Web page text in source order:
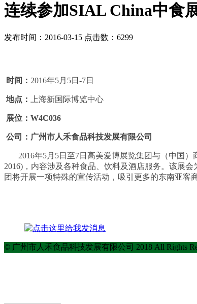
连续参加SIAL China中食
发布时间：2016-03-15 点击数：6299
时间： 2016年5月5日-7日
地点： 上海新国际博览中心
展位：W4C036
公司：广州市人禾食品科技发展有限公司
2016年5月5日至7日高美爱博展览集团与（中国）
2016)，内容涉及各种食品、饮料及酒店服务。该展
团将开展一项特殊的宣传活动，吸引更多的东南亚客
© 广州市人禾食品科技发展有限公司 2018 All Rights